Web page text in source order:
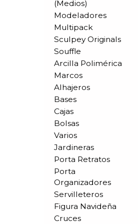
(medios)
Modeladores
Multipack
Sculpey Originals
Souffle
Arcilla Polimérica
Marcos
Alhajeros
Bases
Cajas
Bolsas
Varios
Jardineras
Porta Retratos
Porta
Organizadores
Servilleteros
Figura Navideña
Cruces